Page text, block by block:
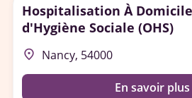
Hospitalisation À
d'Hygiène Sociale (OHS)
place Nancy, 54000
En savoir plus